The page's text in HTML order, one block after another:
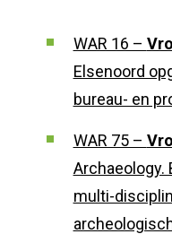
WAR 16 –
Elsenoord
bureau- en
WAR 75 –
Archaeology.
multi-